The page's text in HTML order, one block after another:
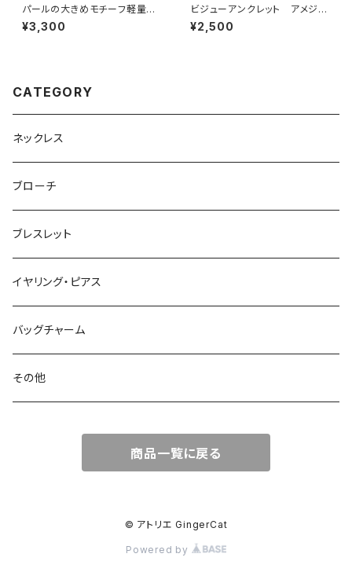
パールの大きめモチーフ軽量ピ
アス・ニュアンスカラー ピンクベ
ージュ系【ソウタシエ】
¥3,300
ビジューアンクレット アメジス
トカラー【マクラメアクセサリー】
¥2,500
CATEGORY
ネックレス
ブローチ
ブレスレット
イヤリング・ピアス
バッグチャーム
その他
商品一覧に戻る
© アトリエ GingerCat
Powered by